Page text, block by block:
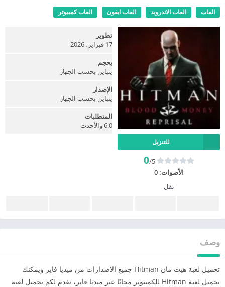
العاب العاب الاندرويد العاب ايفون العاب كمبيوتر
للتنزيل
0/5
الأصوات:0
نقل
تطوير
17 فبراير، 2026
بحجم
يتباين بحسب الجهاز
الإصدار
يتباين بحسب الجهاز
المتطلبات
6.0 والأحدث
وصف
تحميل لعبة هيت مان Hitman جميع الاصدارات من ميديا فاير ويمكنك
تحميل لعبة Hitman للكمبيوتر مجانًا عبر ميديا فاير، نقدم لكم تحميل لعبة